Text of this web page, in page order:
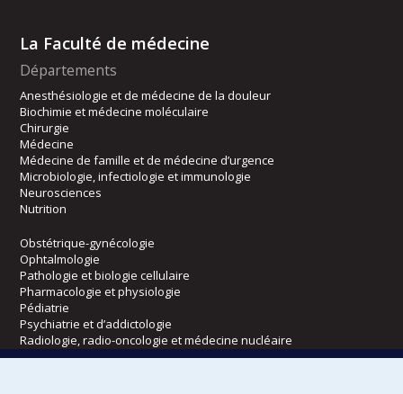
La Faculté de médecine
Départements
Anesthésiologie et de médecine de la douleur
Biochimie et médecine moléculaire
Chirurgie
Médecine
Médecine de famille et de médecine d’urgence
Microbiologie, infectiologie et immunologie
Neurosciences
Nutrition
Obstétrique-gynécologie
Ophtalmologie
Pathologie et biologie cellulaire
Pharmacologie et physiologie
Pédiatrie
Psychiatrie et d’addictologie
Radiologie, radio-oncologie et médecine nucléaire